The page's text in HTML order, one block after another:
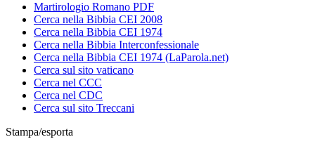
Martirologio Romano PDF
Cerca nella Bibbia CEI 2008
Cerca nella Bibbia CEI 1974
Cerca nella Bibbia Interconfessionale
Cerca nella Bibbia CEI 1974 (LaParola.net)
Cerca sul sito vaticano
Cerca nel CCC
Cerca nel CDC
Cerca sul sito Treccani
Stampa/esporta